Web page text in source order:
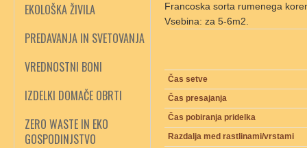
EKOLOŠKA ŽIVILA
PREDAVANJA IN SVETOVANJA
VREDNOSTNI BONI
IZDELKI DOMAČE OBRTI
ZERO WASTE IN EKO
GOSPODINJSTVO
Francoska sorta rumenega
Vsebina: za 5-6m2.
Čas setve
Čas presajanja
Čas pobiranja pridelka
Razdalja med rastlinami/vrstami